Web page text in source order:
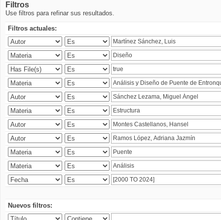
Filtros
Use filtros para refinar sus resultados.
Filtros actuales:
Nuevos filtros: